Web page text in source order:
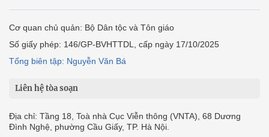
Cơ quan chủ quản: Bộ Dân tộc và Tôn giáo
Số giấy phép: 146/GP-BVHTTDL, cấp ngày 17/10/2025
Tổng biên tập: Nguyễn Văn Bá
Liên hệ tòa soạn
Địa chỉ: Tầng 18, Toà nhà Cục Viễn thông (VNTA), 68 Dương
Đình Nghệ, phường Cầu Giấy, TP. Hà Nội.